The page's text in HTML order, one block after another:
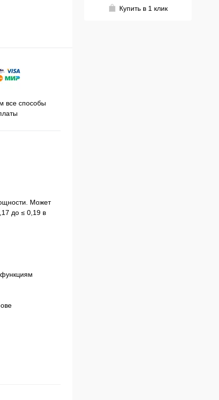
все способы
Может
до ≤ 0,19 в
Купить в 1 клик